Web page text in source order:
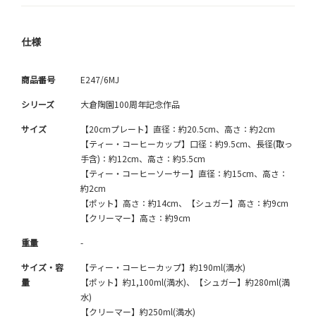
仕様
商品番号 E247/6MJ
シリーズ 大倉陶園100周年記念作品
サイズ
【20cmプレート】直径：約20.5cm、高さ：約2cm
【ティー・コーヒーカップ】口径：約9.5cm、長径(取っ
手含)：約12cm、高さ：約5.5cm
【ティー・コーヒーソーサー】直径：約15cm、高さ：
約2cm
【ポット】高さ：約14cm、【シュガー】高さ：約9cm
【クリーマー】高さ：約9cm
重量 -
サイズ・容
量
【ティー・コーヒーカップ】約190ml(満水)
【ポット】約1,100ml(満水)、【シュガー】約280ml(満
水)
【クリーマー】約250ml(満水)